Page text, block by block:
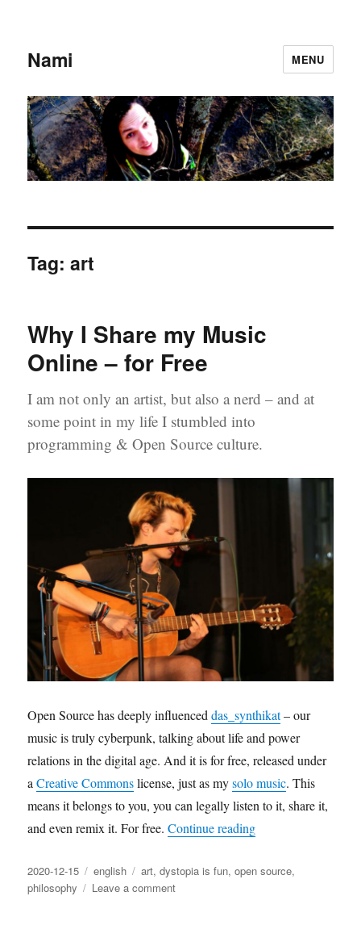
Nami MENU
Tag:art
Why I Share my Music
Online – for Free
I am not only an artist, but also a nerd – and at
some point in my life I stumbled into
programming & Open Source culture.
Open Source has deeply influenceddas_synthikat– our
music is truly cyberpunk, talking about life and power
relations in the digital age. And it is for free, released under
aCreative Commonslicense, just as mysolo music. This
means it belongs to you, you can legally listen to it, share it,
and even remix it. For free.Continue reading“Why I Share my
Posted
on
2020-12-15 Categories
english Tags
art,dystopia is fun,open source,
philosophy
Leave a commenton